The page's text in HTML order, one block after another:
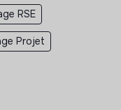
RSE
Projet